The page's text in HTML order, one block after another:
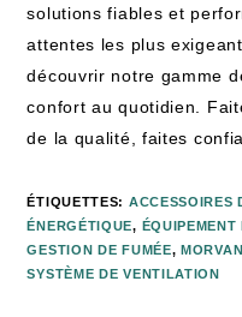
solutions fiables et
attentes les plus
découvrir notre gamme
confort au quotidien.
de la qualité, faites
ÉTIQUETTES: ACCESSOIRES
ÉNERGÉTIQUE, ÉQUIPEMENT
GESTION DE FUMÉE,
SYSTÈME DE VENTILATION